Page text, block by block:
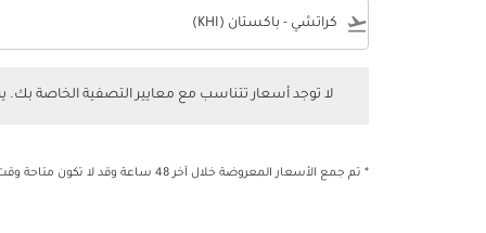
flight_takeoff
لا توجد أسعار تتناسب مع معايير التصفية الخاصة
* تم جمع الأسعار المعروضة خلال آخر 48 ساعة وقد لا تكون متاحة وقت الحجز.